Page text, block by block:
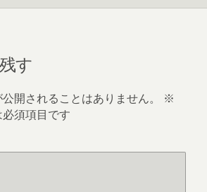
す
開されることはありません。
※
須項目です